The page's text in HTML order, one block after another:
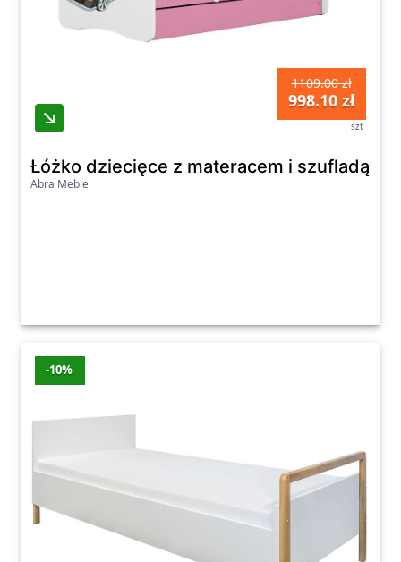
1109.00 zł
998.10 zł
szt
Łóżko dziecięce z materacem i szufladą
Abra Meble
-10%